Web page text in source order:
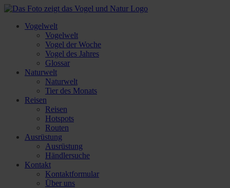
Vogelwelt
Vogelwelt
Vogel der Woche
Vogel des Jahres
Glossar
Naturwelt
Naturwelt
Tier des Monats
Reisen
Reisen
Hotspots
Routen
Ausrüstung
Ausrüstung
Händlersuche
Kontakt
Kontaktformular
Über uns